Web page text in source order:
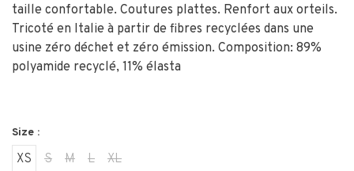
taille confortable. Coutures plattes. Renfort aux orteils.
Tricoté en Italie à partir de fibres recyclées dans une
usine zéro déchet et zéro émission. Composition: 89%
polyamide recyclé, 11% élasta
Size :
XS S M L XL